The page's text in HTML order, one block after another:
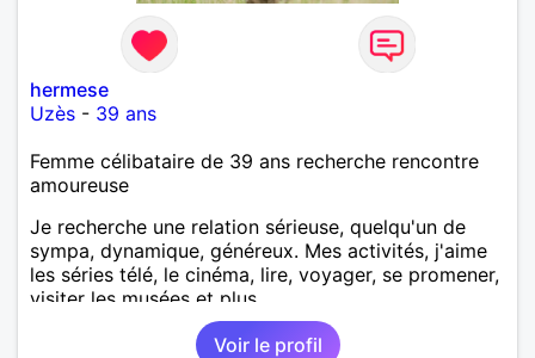
hermese
Uzès - 39 ans
Femme célibataire de 39 ans recherche rencontre
amoureuse
Je recherche une relation sérieuse, quelqu'un de
sympa, dynamique, généreux. Mes activités, j'aime
les séries télé, le cinéma, lire, voyager, se promener,
visiter les musées et plus.
Voir le profil